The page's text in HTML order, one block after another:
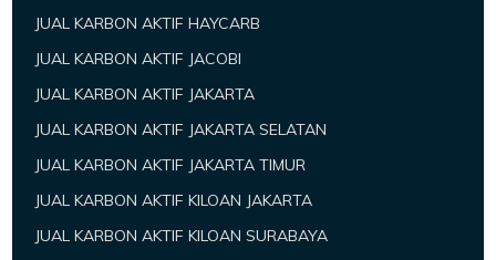
JUAL KARBON AKTIF HAYCARB
JUAL KARBON AKTIF JACOBI
JUAL KARBON AKTIF JAKARTA
JUAL KARBON AKTIF JAKARTA SELATAN
JUAL KARBON AKTIF JAKARTA TIMUR
JUAL KARBON AKTIF KILOAN JAKARTA
JUAL KARBON AKTIF KILOAN SURABAYA